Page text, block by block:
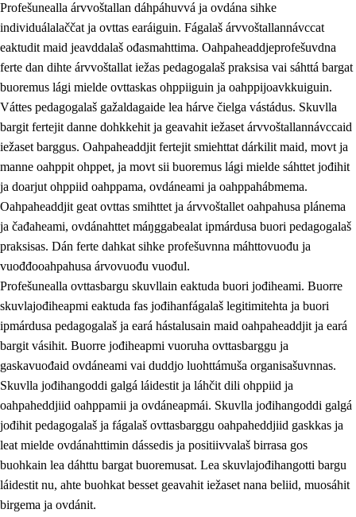
Profešunealla árvvoštallan dáhpáhuvvá ja ovdána sihke
individuálalaččat ja ovttas earáiguin. Fágalaš árvvoštallannávccat
eaktudit maid jeavddalaš ođasmahttima. Oahpaheaddjeprofešuvdna
ferte dan dihte árvvoštallat iežas pedagogalaš praksisa vai sáhttá bargat
buoremus lági mielde ovttaskas ohppiiguin ja oahppijoavkkuiguin.
Váttes pedagogalaš gažaldagaide lea hárve čielga vástádus. Skuvlla
bargit fertejit danne dohkkehit ja geavahit iežaset árvvoštallannávccaid
iežaset barggus. Oahpaheaddjit fertejit smiehttat dárkilit maid, movt ja
manne oahppit ohppet, ja movt sii buoremus lági mielde sáhttet jođihit
ja doarjut ohppiid oahppama, ovdáneami ja oahppahábmema.
Oahpaheaddjit geat ovttas smihttet ja árvvoštallet oahpahusa plánema
ja čađaheami, ovdánahttet máŋggabealat ipmárdusa buori pedagogalaš
praksisas. Dán ferte dahkat sihke profešuvnna máhttovuođu ja
vuođđooahpahusa árvovuođu vuođul.
Profešunealla ovttasbargu skuvllain eaktuda buori jođiheami. Buorre
skuvlajođiheapmi eaktuda fas jođihanfágalaš legitimitehta ja buori
ipmárdusa pedagogalaš ja eará hástalusain maid oahpaheaddjit ja eará
bargit vásihit. Buorre jođiheapmi vuoruha ovttasbarggu ja
gaskavuođaid ovdáneami vai duddjo luohttámuša organisašuvnnas.
Skuvlla jođihangoddi galgá láidestit ja láhčit dili ohppiid ja
oahpaheddjiid oahppamii ja ovdáneapmái. Skuvlla jođihangoddi galgá
jođihit pedagogalaš ja fágalaš ovttasbarggu oahpaheddjiid gaskkas ja
leat mielde ovdánahttimin dássedis ja positiivvalaš birrasa gos
buohkain lea dáhttu bargat buoremusat. Lea skuvlajođihangotti bargu
láidestit nu, ahte buohkat besset geavahit iežaset nana beliid, muosáhit
birgema ja ovdánit.